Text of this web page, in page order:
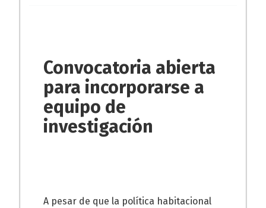
Convocatoria abierta
para incorporarse a
equipo de
investigación
A pesar de que la política habitacional